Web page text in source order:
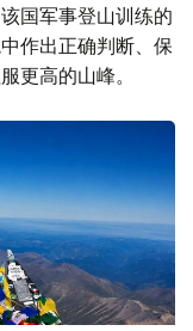
国军事登山训练的
作出正确判断、保
更高的山峰。